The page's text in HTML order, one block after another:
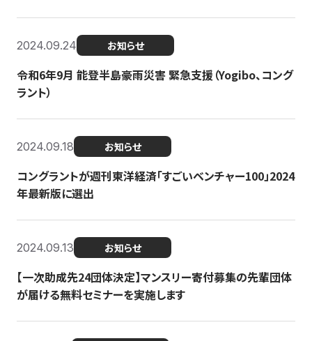
2024.09.24 お知らせ
令和6年9月 能登半島豪雨災害 緊急支援（Yogibo、コング
ラント）
2024.09.18 お知らせ
コングラントが週刊東洋経済「すごいベンチャー100」2024
年最新版に選出
2024.09.13 お知らせ
【一次助成先24団体決定】マンスリー寄付募集の先輩団体
が届ける無料セミナーを実施します